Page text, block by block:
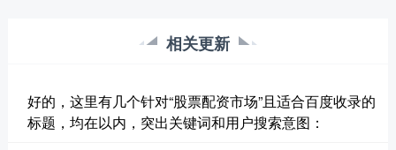
相关更新
好的，这里有几个针对“股票配资市场”且适合百度收录的
标题，均在以内，突出关键词和用户搜索意图：